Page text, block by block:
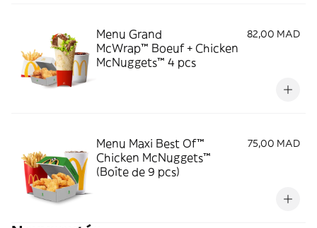
Menu Grand
McWrap™ Boeuf + Chicken
McNuggets™ 4 pcs
82,00 MAD
Menu Maxi Best Of™
Chicken McNuggets™
(Boîte de 9 pcs)
75,00 MAD